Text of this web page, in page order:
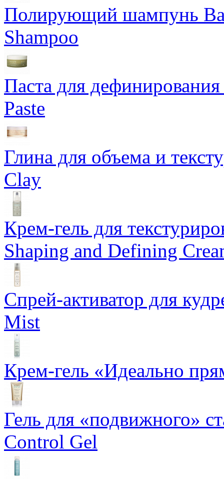
Полирующий шампунь
Shampoo
Паста для
Paste
Глина для объема и
Clay
Крем-гель для
Shaping and Defining
Спрей-активатор для
Mist
Крем-гель «Идеально
Гель для «подвижного»
Control Gel